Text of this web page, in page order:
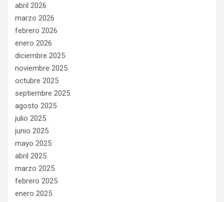
abril 2026
marzo 2026
febrero 2026
enero 2026
diciembre 2025
noviembre 2025
octubre 2025
septiembre 2025
agosto 2025
julio 2025
junio 2025
mayo 2025
abril 2025
marzo 2025
febrero 2025
enero 2025